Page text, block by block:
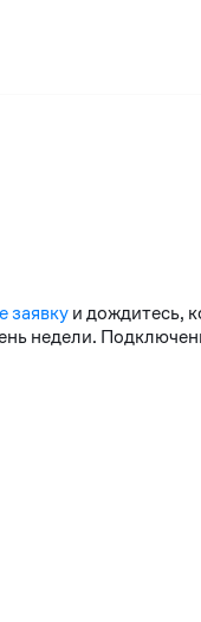
заявкуи дождитесь,
недели.